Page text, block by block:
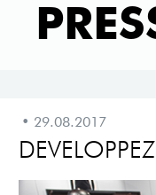
29.08.2017